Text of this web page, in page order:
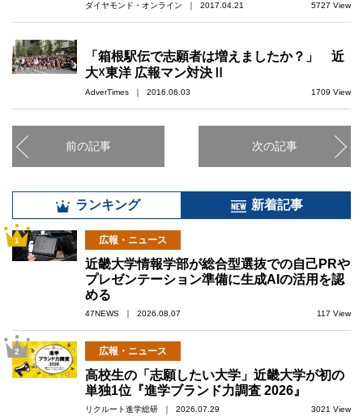
ダイヤモンド・オンライン ｜ 2017.04.21 5727 View
「箱根駅伝で志願者は増えましたか？」 近
大☓東洋 広報マン対決Ⅱ
AdverTimes ｜ 2016.06.03 1709 View
前の記事 次の記事
ランキング 新着記事
1 広報・ニュース
近畿大学情報学部が総合型選抜での自己PRや
プレゼンテーション準備に生成AIの活用を認
める
47NEWS ｜ 2026.08.07 117 View
2 広報・ニュース
高校生の「志願したい大学」近畿大学が初の
単独1位『進学ブランド力調査 2026』
リクルート進学総研 ｜ 2026.07.29 3021 View